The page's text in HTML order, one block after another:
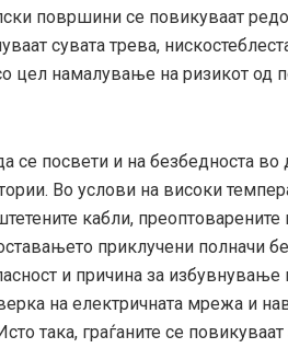
површини се повикуваат
сувата трева,
цел намалување на ризикот од
се посвети и на безбедноста во
Во услови на високи
кабли,
приклучени полначи
и причина за
на електричната мрежа и
така, граѓаните се